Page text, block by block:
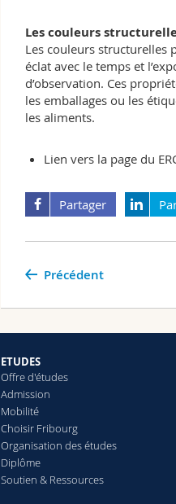
Les couleurs
Les couleurs structurelles
éclat avec le temps et
d’observation. Ces
les emballages ou les
les aliments.
Lien vers la pagedu
Partager
Précédent
ETUDES
Offre d'études
Admission
Mobilité
Choisir Fribourg
Organisation des études
Diplôme
Soutien & Ressources